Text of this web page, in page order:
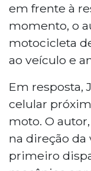
em frente à
momento, o
motocicleta
ao veículo e
Em resposta,
celular
moto. O
na direção
primeiro